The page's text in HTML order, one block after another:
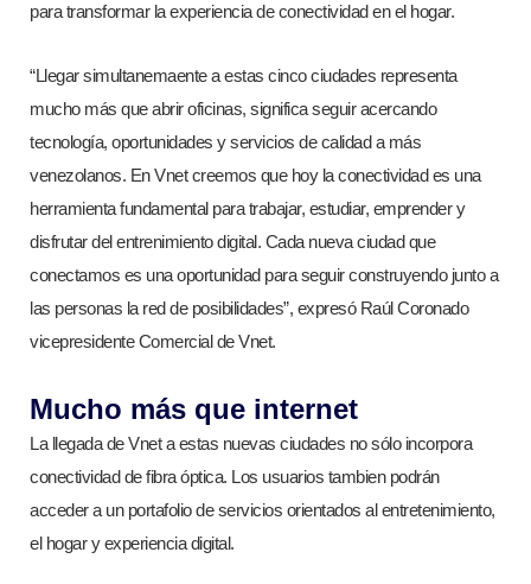
para transformar la experiencia de conectividad en el hogar.
“Llegar simultanemaente a estas cinco ciudades representa
mucho más que abrir oficinas, significa seguir acercando
tecnología, oportunidades y servicios de calidad a más
venezolanos. En Vnet creemos que hoy la conectividad es una
herramienta fundamental para trabajar, estudiar, emprender y
disfrutar del entrenimiento digital. Cada nueva ciudad que
conectamos es una oportunidad para seguir construyendo junto a
las personas la red de posibilidades”, expresó Raúl Coronado
vicepresidente Comercial de Vnet.
Mucho más que internet
La llegada de Vnet a estas nuevas ciudades no sólo incorpora
conectividad de fibra óptica. Los usuarios tambien podrán
acceder a un portafolio de servicios orientados al entretenimiento,
el hogar y experiencia digital.